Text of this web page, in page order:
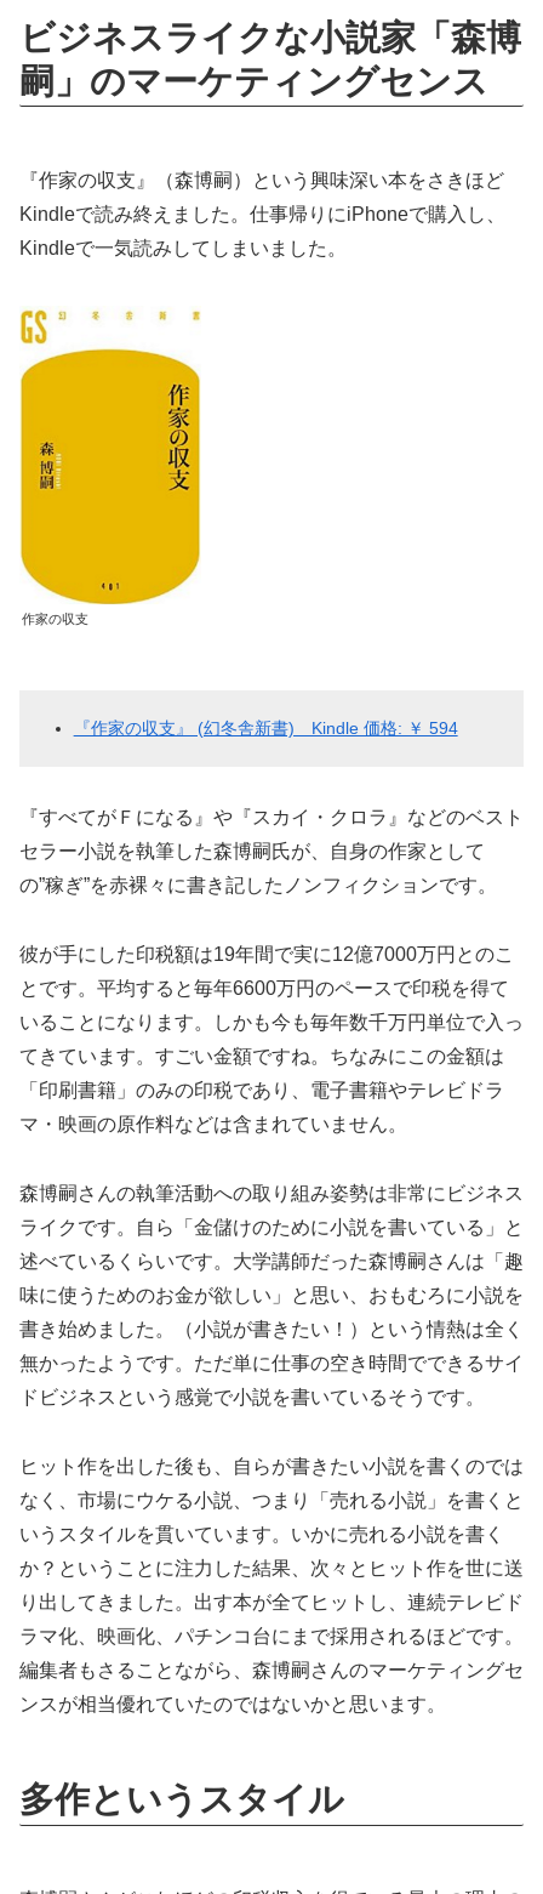
ビジネスライクな小説家「森博
嗣」のマーケティングセンス
『作家の収支』（森博嗣）という興味深い本をさきほど
Kindleで読み終えました。仕事帰りにiPhoneで購入し、
Kindleで一気読みしてしまいました。
作家の収支
『作家の収支』 (幻冬舎新書) Kindle 価格: ￥ 594
『すべてがＦになる』や『スカイ・クロラ』などのベスト
セラー小説を執筆した森博嗣氏が、自身の作家として
の”稼ぎ”を赤裸々に書き記したノンフィクションです。
彼が手にした印税額は19年間で実に12億7000万円とのこ
とです。平均すると毎年6600万円のペースで印税を得て
いることになります。しかも今も毎年数千万円単位で入っ
てきています。すごい金額ですね。ちなみにこの金額は
「印刷書籍」のみの印税であり、電子書籍やテレビドラ
マ・映画の原作料などは含まれていません。
森博嗣さんの執筆活動への取り組み姿勢は非常にビジネス
ライクです。自ら「金儲けのために小説を書いている」と
述べているくらいです。大学講師だった森博嗣さんは「趣
味に使うためのお金が欲しい」と思い、おもむろに小説を
書き始めました。（小説が書きたい！）という情熱は全く
無かったようです。ただ単に仕事の空き時間でできるサイ
ドビジネスという感覚で小説を書いているそうです。
ヒット作を出した後も、自らが書きたい小説を書くのでは
なく、市場にウケる小説、つまり「売れる小説」を書くと
いうスタイルを貫いています。いかに売れる小説を書く
か？ということに注力した結果、次々とヒット作を世に送
り出してきました。出す本が全てヒットし、連続テレビド
ラマ化、映画化、パチンコ台にまで採用されるほどです。
編集者もさることながら、森博嗣さんのマーケティングセ
ンスが相当優れていたのではないかと思います。
多作というスタイル